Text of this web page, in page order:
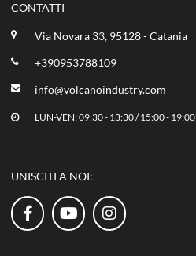
CONTATTI
Via Novara 33, 95128 - Catania
+390953788109
info@volcanoindustry.com
LUN-VEN: 09:30 - 13:30 / 15:00 - 19:00
UNISCITI A NOI: